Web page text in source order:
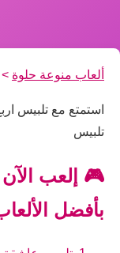
ألعاب منوعة حلوة >
استمتع مع تلبيس
تلبيس
🎮 إلعب
بأفضل